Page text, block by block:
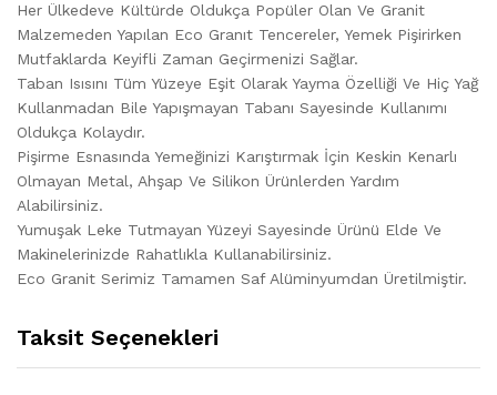
Her Ülkedeve Kültürde Oldukça Popüler Olan Ve Granit
Malzemeden Yapılan Eco Granıt Tencereler, Yemek Pişirirken
Mutfaklarda Keyifli Zaman Geçirmenizi Sağlar.
Taban Isısını Tüm Yüzeye Eşit Olarak Yayma Özelliği Ve Hiç Yağ
Kullanmadan Bile Yapışmayan Tabanı Sayesinde Kullanımı
Oldukça Kolaydır.
Pişirme Esnasında Yemeğinizi Karıştırmak İçin Keskin Kenarlı
Olmayan Metal, Ahşap Ve Silikon Ürünlerden Yardım
Alabilirsiniz.
Yumuşak Leke Tutmayan Yüzeyi Sayesinde Ürünü Elde Ve
Makinelerinizde Rahatlıkla Kullanabilirsiniz.
Eco Granit Serimiz Tamamen Saf Alüminyumdan Üretilmiştir.
Taksit Seçenekleri